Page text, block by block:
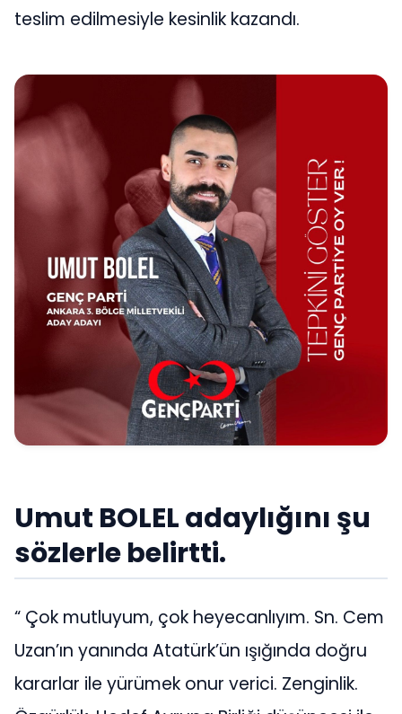
teslim edilmesiyle kesinlik kazandı.
Umut BOLEL adaylığını şu
sözlerle belirtti.
“ Çok mutluyum, çok heyecanlıyım. Sn. Cem
Uzan’ın yanında Atatürk’ün ışığında doğru
kararlar ile yürümek onur verici. Zenginlik.